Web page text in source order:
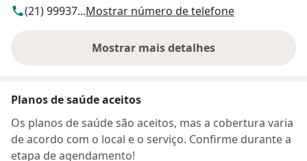
(21) 99937...Mostrar número de telefone
Mostrar mais detalhes
sobre o endereço
Planos de saúde aceitos
Os planos de saúde são aceitos, mas a cobertura varia
de acordo com o local e o serviço. Confirme durante a
etapa de agendamento!